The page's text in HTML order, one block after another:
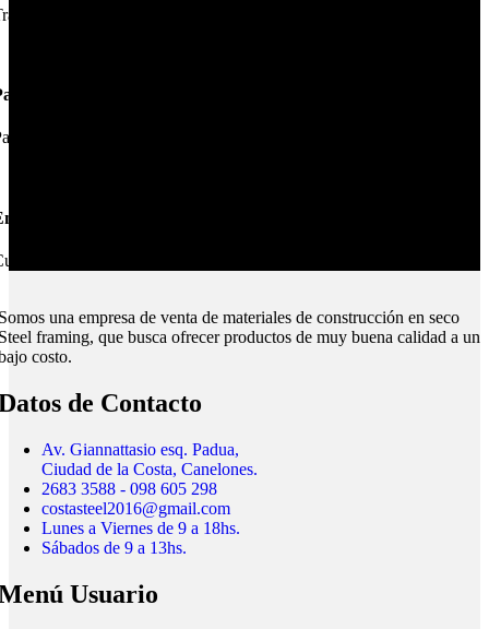
las mejores marcas.
Seguros.
online en nuestra web.
Montevideo e Interior.
todo el país.
una empresa de venta de materiales de construcción en seco
framing, que busca ofrecer productos de muy buena calidad a un
costo.
de Contacto
Av. Giannattasio esq. Padua,
Ciudad de la Costa, Canelones.
2683 3588 - 098 605 298
costasteel2016@gmail.com
Lunes a Viernes de 9 a 18hs.
Sábados de 9 a 13hs.
Usuario